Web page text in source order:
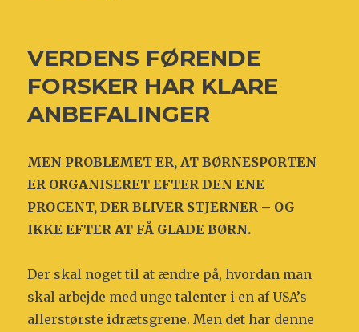
VERDENS FØRENDE
FORSKER HAR KLARE
ANBEFALINGER
MEN PROBLEMET ER, AT BØRNESPORTEN
ER ORGANISERET EFTER DEN ENE
PROCENT, DER BLIVER STJERNER – OG
IKKE EFTER AT FÅ GLADE BØRN.
Der skal noget til at ændre på, hvordan man
skal arbejde med unge talenter i en af USA’s
allerstørste idrætsgrene. Men det har denne